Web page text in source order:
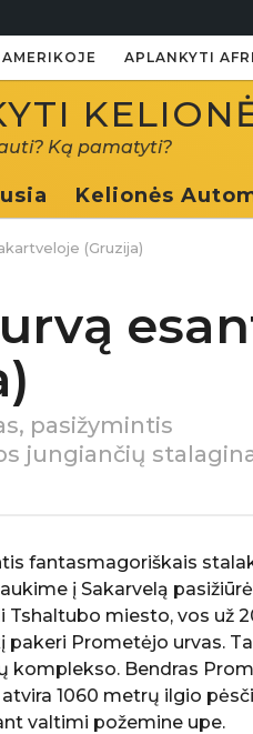
APLANKYTI
Ką pamatyti?
Kelionės
(Gruzija)
pasižymintis
jungiančių
fantasmagoriškais
į Sakarvelą
Tshaltubo miesto, vos už
Prometėjo urvas.
komplekso. Bendras
1060 metrų ilgio
valtimi požemine upe.